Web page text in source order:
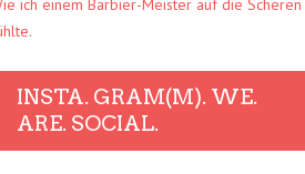
ich einem Barbier-Meister auf die Scheren
INSTA. GRAM(M). WE.
ARE. SOCIAL.